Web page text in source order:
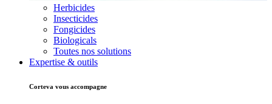
Herbicides
Insecticides
Fongicides
Biologicals
Toutes nos solutions
Expertise & outils
Corteva vous accompagne